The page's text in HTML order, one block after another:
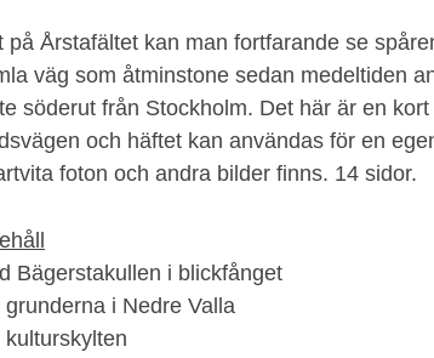
på Årstafältet kan man fortfarande se
väg som åtminstone sedan medeltiden
söderut från Stockholm. Det här är en
och häftet kan användas för en
foton och andra bilder finns. 14 sidor.
Bägerstakullen i blickfånget
grunderna i Nedre Valla
kulturskylten